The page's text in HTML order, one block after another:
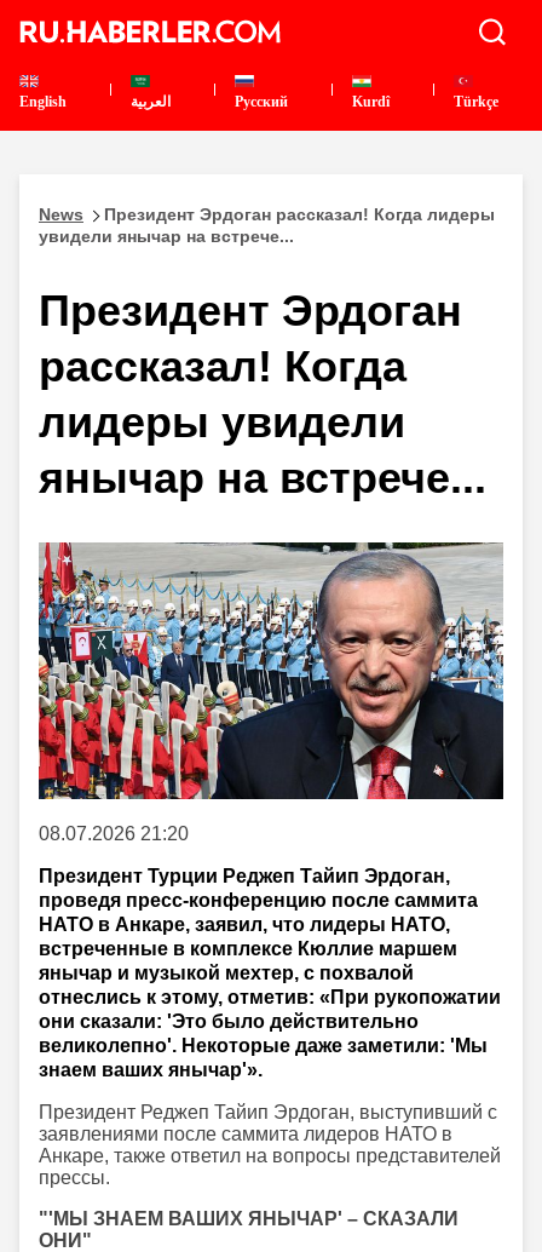
English العربية Pусский Kurdî Türkçe
News
Президент Эрдоган рассказал! Когда лидеры
увидели янычар на встрече...
Президент Эрдоган
рассказал! Когда
лидеры увидели
янычар на встрече...
08.07.2026 21:20
Президент Турции Реджеп Тайип Эрдоган,
проведя пресс-конференцию после саммита
НАТО в Анкаре, заявил, что лидеры НАТО,
встреченные в комплексе Кюллие маршем
янычар и музыкой мехтер, с похвалой
отнеслись к этому, отметив: «При рукопожатии
они сказали: 'Это было действительно
великолепно'. Некоторые даже заметили: 'Мы
знаем ваших янычар'».
Президент Реджеп Тайип Эрдоган, выступивший с
заявлениями после саммита лидеров НАТО в
Анкаре, также ответил на вопросы представителей
прессы.
"'МЫ ЗНАЕМ ВАШИХ ЯНЫЧАР' – СКАЗАЛИ
ОНИ"